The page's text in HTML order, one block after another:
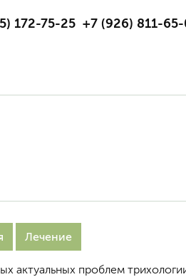
172-75-25 +7 (926) 811-
Лечение
проблем